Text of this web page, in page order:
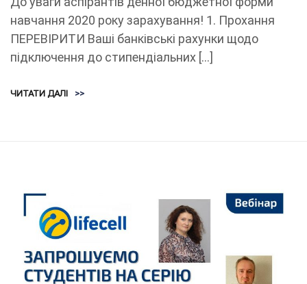
навчання 2020 року зарахування! 1. Прохання
ПЕРЕВІРИТИ Ваші банківські рахунки щодо
підключення до стипендіальних […]
ЧИТАТИ ДАЛІ >>